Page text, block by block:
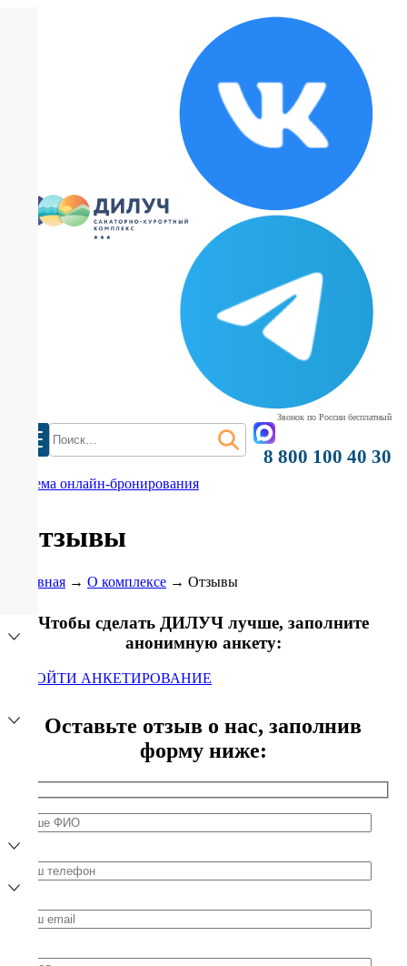
Найти:
Звонок по России бесплатный
8 800 100 40 30
система онлайн-бронирования
Отзывы
Главная → О комплексе → Отзывы
Чтобы сделать ДИЛУЧ лучше, заполните
анонимную анкету:
ПРОЙТИ АНКЕТИРОВАНИЕ
Оставьте отзыв о нас, заполнив
форму ниже: